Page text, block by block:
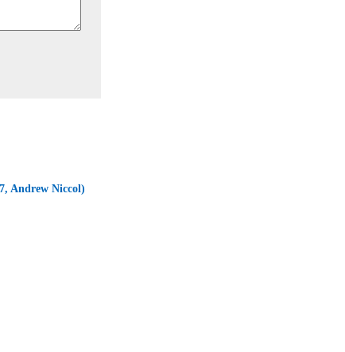
Andrew Niccol)